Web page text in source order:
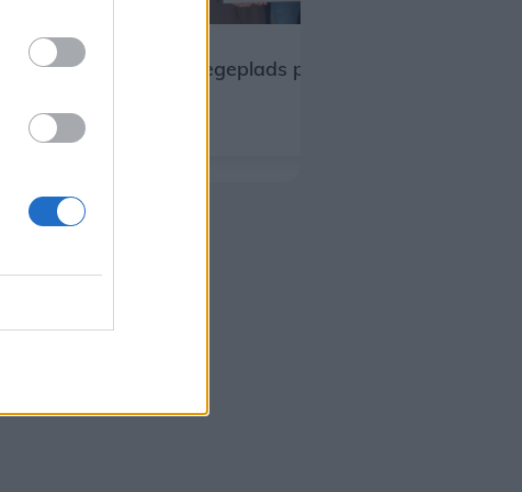
Ny naturlegeplads på vej i Hjørring